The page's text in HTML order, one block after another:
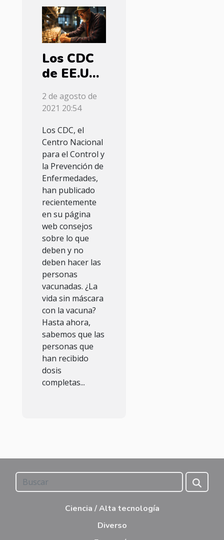
Los CDC
de EE.UU.
han
preparado
para las
personas
que se
han
vacunado
2 de agosto de
2021 20:54
Los CDC, el
Centro Nacional
para el Control y
la Prevención de
Enfermedades,
han publicado
recientemente
en su página
web consejos
sobre lo que
deben y no
deben hacer las
personas
vacunadas. ¿La
vida sin máscara
con la vacuna?
Hasta ahora,
sabemos que las
personas que
han recibido
dosis
completas...
Ciencia / Alta tecnología
Diverso